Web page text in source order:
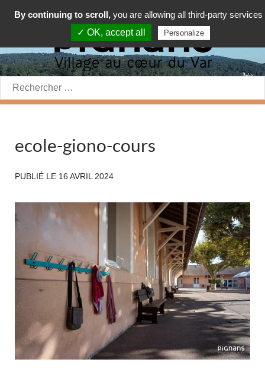
Rechercher:
ecole-giono-cours
PUBLIÉ LE 16 AVRIL 2024
By continuing to scroll, you are allowing all third-party services
✓ OK, accept all
Personalize